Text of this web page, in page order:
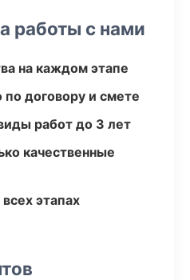
работы с нами
на каждом этапе
по договору и смете
работ до 3 лет
качественные
этапах